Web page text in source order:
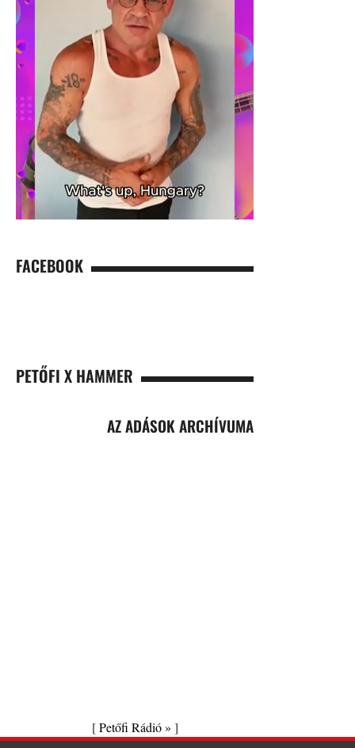
FACEBOOK
PETŐFI X HAMMER
AZ ADÁSOK ARCHÍVUMA
[Petőfi Rádió » ]